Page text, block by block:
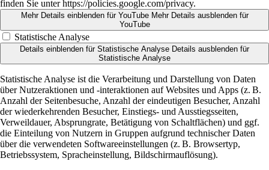
finden Sie unter https://policies.google.com/privacy.
Mehr Details einblendenfür YouTube Mehr Details ausblendenfür
YouTube
Statistische Analyse
Details einblenden für Statistische Analyse Details ausblenden für
Statistische Analyse
Statistische Analyse ist die Verarbeitung und Darstellung von Daten
über Nutzeraktionen und -interaktionen auf Websites und Apps (z. B.
Anzahl der Seitenbesuche, Anzahl der eindeutigen Besucher, Anzahl
der wiederkehrenden Besucher, Einstiegs- und Ausstiegsseiten,
Verweildauer, Absprungrate, Betätigung von Schaltflächen) und ggf.
die Einteilung von Nutzern in Gruppen aufgrund technischer Daten
über die verwendeten Softwareeinstellungen (z. B. Browsertyp,
Betriebssystem, Spracheinstellung, Bildschirmauflösung).